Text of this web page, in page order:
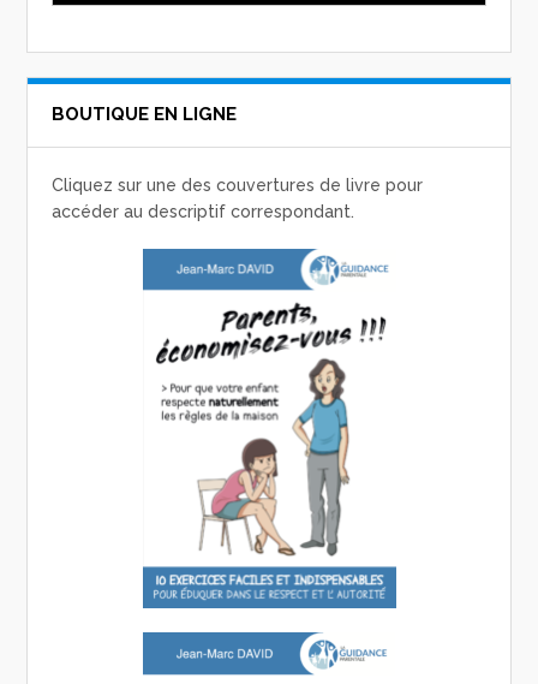
BOUTIQUE EN LIGNE
Cliquez sur une des couvertures de livre pour
accéder au descriptif correspondant.